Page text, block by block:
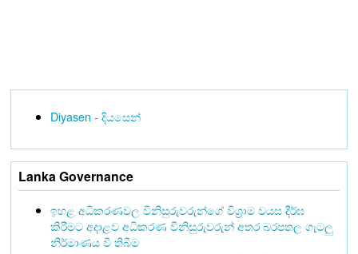
Diyasen - දියසෙන්
Lanka Governance
ඉහළ අධිකරණවල විනිසුරුවරුන්ගේ විශ්‍රාම වයස දීර්ඝ
කිරීමට අදාළව අධිකරණ විනිසුරුවරුන් අතර බරපතල ගැටලු
නිර්මාණය වී තිබීම